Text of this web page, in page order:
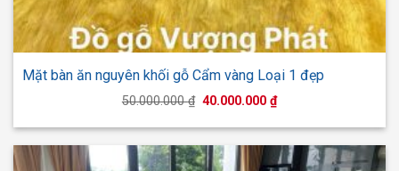
Mặt bàn ăn nguyên khối gỗ Cẩm vàng Loại 1 đẹp
50.000.000₫ Giá
là:
40.000.000₫Giá
hiện
tại
40.000.000 ₫.